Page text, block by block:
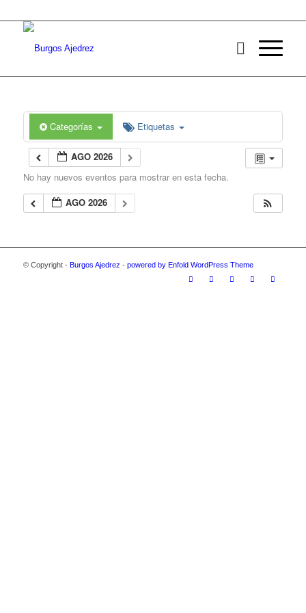
Categorías Etiquetas
AGO 2026
No hay nuevos eventos para mostrar en esta fecha.
AGO 2026
© Copyright - Burgos Ajedrez - powered by Enfold WordPress Theme